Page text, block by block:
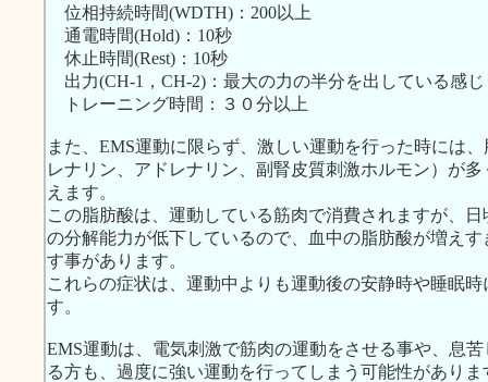
位相持続時間(WDTH)：200以上
通電時間(Hold)：10秒
休止時間(Rest)：10秒
出力(CH-1，CH-2)：最大の力の半分を出している感じ
トレーニング時間：３０分以上
また、EMS運動に限らず、激しい運動を行った時には
レナリン、アドレナリン、副腎皮質刺激ホルモン）が
えます。
この脂肪酸は、運動している筋肉で消費されますが、
の分解能力が低下しているので、血中の脂肪酸が増え
す事があります。
これらの症状は、運動中よりも運動後の安静時や睡眠
す。
EMS運動は、電気刺激で筋肉の運動をさせる事や、息
る方も、過度に強い運動を行ってしまう可能性があり